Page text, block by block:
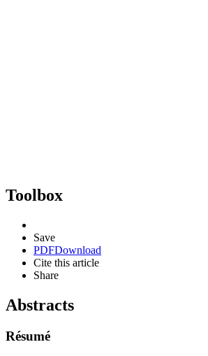
Toolbox
Save
PDFDownload
Cite this article
Share
Abstracts
Résumé